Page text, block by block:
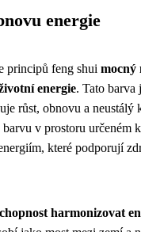
energie
principů feng shui mocný
energie. Tato barva
růst, obnovu a neustálý
v prostoru určeném
které podporují
harmonizovat